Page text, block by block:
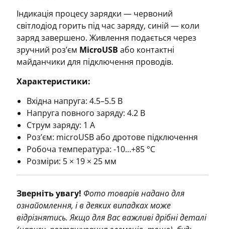
Індикація процесу зарядки — червоний
світлодіод горить під час заряду, синій — коли
заряд завершено. Живлення подається через
зручний роз’єм MicroUSB або контактні
майданчики для підключення проводів.
Характеристики:
Вхідна напруга: 4.5–5.5 В
Напруга повного заряду: 4.2 В
Струм заряду: 1 А
Роз’єм: microUSB або дротове підключення
Робоча температура: -10…+85 °C
Розміри: 5 × 19 × 25 мм
Зверніть увагу! Фото товарів надано для
ознайомлення, і в деяких випадках може
відрізнятись. Якщо для Вас важливі дрібні деталі